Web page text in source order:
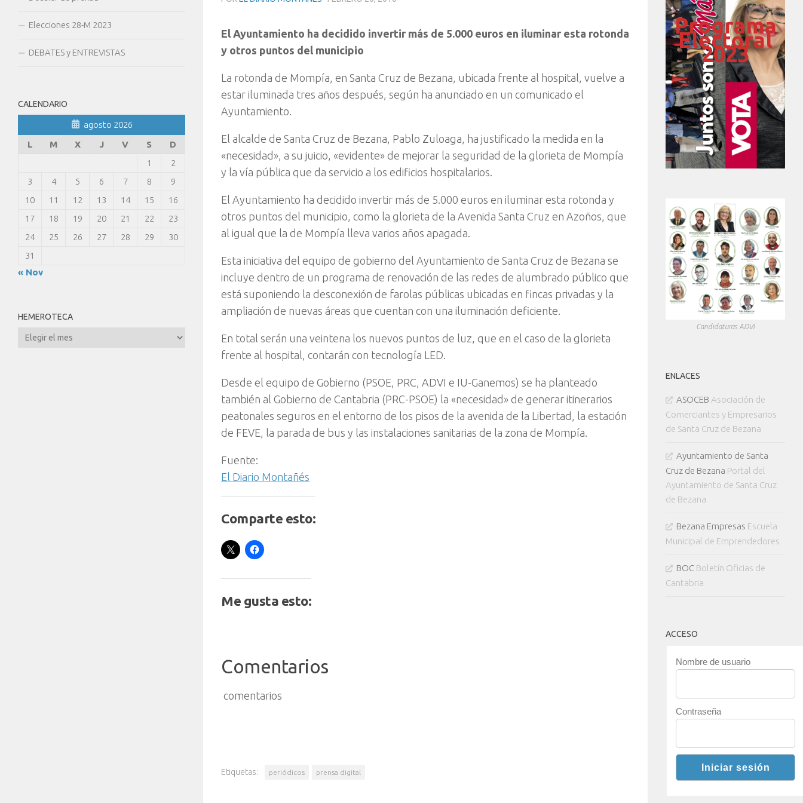
El Ayuntamiento ha decidido invertir más de 5.000 euros en iluminar esta rotonda
y otros puntos del municipio
La rotonda de Mompía, en Santa Cruz de Bezana, ubicada frente al hospital, vuelve a
estar iluminada tres años después, según ha anunciado en un comunicado el
Ayuntamiento.
El alcalde de Santa Cruz de Bezana, Pablo Zuloaga, ha justificado la medida en la
«necesidad», a su juicio, «evidente» de mejorar la seguridad de la glorieta de Mompía
y la vía pública que da servicio a los edificios hospitalarios.
El Ayuntamiento ha decidido invertir más de 5.000 euros en iluminar esta rotonda y
otros puntos del municipio, como la glorieta de la Avenida Santa Cruz en Azoños, que
al igual que la de Mompía lleva varios años apagada.
Esta iniciativa del equipo de gobierno del Ayuntamiento de Santa Cruz de Bezana se
incluye dentro de un programa de renovación de las redes de alumbrado público que
está suponiendo la desconexión de farolas públicas ubicadas en fincas privadas y la
ampliación de nuevas áreas que cuentan con una iluminación deficiente.
En total serán una veintena los nuevos puntos de luz, que en el caso de la glorieta
frente al hospital, contarán con tecnología LED.
Desde el equipo de Gobierno (PSOE, PRC, ADVI e IU-Ganemos) se ha planteado
también al Gobierno de Cantabria (PRC-PSOE) la «necesidad» de generar itinerarios
peatonales seguros en el entorno de los pisos de la avenida de la Libertad, la estación
de FEVE, la parada de bus y las instalaciones sanitarias de la zona de Mompía.
Fuente:
El Diario Montañés
Comparte esto:
Me gusta esto:
Comentarios
comentarios
Etiquetas: periódicos prensa digital
Elecciones 28-M 2023
DEBATES y ENTREVISTAS
CALENDARIO
agosto 2026
L
M X J V S
D
1
2
3
4 5 6 7 8
9
10
11 12 13 14 15
16
17
18 19 20 21 22
23
24
25 26 27 28 29
30
31
« Nov
HEMEROTECA
Hemeroteca
Programa
Electoral
2023
Candidaturas ADVI
ENLACES
ASOCEB Asociación de
Comerciantes y Empresarios
de Santa Cruz de Bezana
Ayuntamiento de Santa
Cruz de Bezana Portal del
Ayuntamiento de Santa Cruz
de Bezana
Bezana Empresas Escuela
Municipal de Emprendedores
BOC Boletín Oficias de
Cantabria
ACCESO
Nombre de usuario
Contraseña